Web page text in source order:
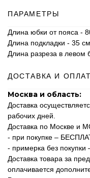
ПАРАМЕТРЫ
Длина юбки от пояса -
Длина подкладки - 35
Длина разреза в левом
ДОСТАВКА И
Москва и область:
Доставка
рабочих дней.
Доставка по Москве и
- при покупке –
- примерка без покупки
Доставка товара за
оплачивается